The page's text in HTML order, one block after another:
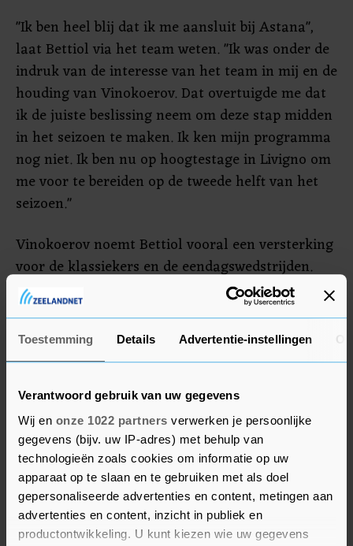
Toestemming Details Advertentie-instellingen
Verantwoord gebruik van uw gegevens
Wij en onze 1022 partners verwerken je persoonlijke
gegevens (bijv. uw IP-adres) met behulp van
technologieën zoals cookies om informatie op uw
apparaat op te slaan en te gebruiken met als doel
gepersonaliseerde advertenties en content, metingen aan
advertenties en content, inzicht in publiek en
productontwikkeling. U kunt kiezen wie uw gegevens
"Ik ben heel blij dat ik me aansluit bij Astana",
laat Bettiol via het team weten. "Ik was onder de
indruk van de interesse van het team in mij en de
houding van Vinokoerov. Dat overtuigde me dat
ik de juiste beslissing neem om deze stap midden
in het seizoen te maken. Ik ken mijn programma
nog niet. Ik ben nu op hoogtestage in Livigno om
me voor te bereiden op de tweede helft van het
seizoen."
Vinokoerov noemt Bettiol vooral een versterking
voor de klassiekers en de eendagswedstrijden.
"Hij kent al een uitstekend seizoen. Ik hoop dat
hij het tweede deel van dit seizoen bij ons ook
een hoog niveau haalt. Ik ben EF Education-
Easypost dankbaar voor de open en vriendelijke
transfer."